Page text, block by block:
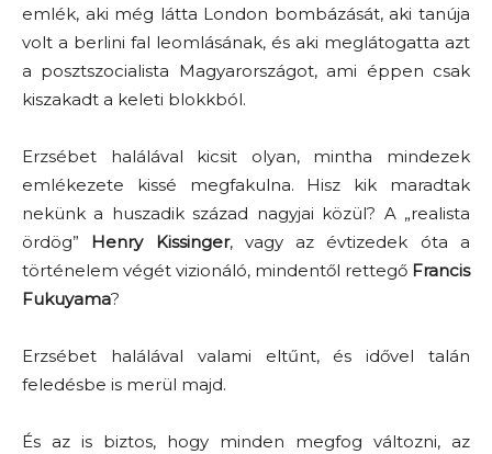
emlék, aki még látta London bombázását, aki tanúja
volt a berlini fal leomlásának, és aki meglátogatta azt
a posztszocialista Magyarországot, ami éppen csak
kiszakadt a keleti blokkból.
Erzsébet halálával kicsit olyan, mintha mindezek
emlékezete kissé megfakulna. Hisz kik maradtak
nekünk a huszadik század nagyjai közül? A „realista
ördög” Henry Kissinger, vagy az évtizedek óta a
történelem végét vizionáló, mindentől rettegő Francis
Fukuyama?
Erzsébet halálával valami eltűnt, és idővel talán
feledésbe is merül majd.
És az is biztos, hogy minden megfog változni, az